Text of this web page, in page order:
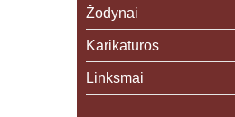
Žodynai
Karikatūros
Linksmai